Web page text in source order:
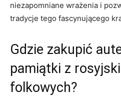
niezapomniane wrażenia i
tradycje tego fascynującego
Gdzie zakupić
⁢pamiątki z
folkowych?